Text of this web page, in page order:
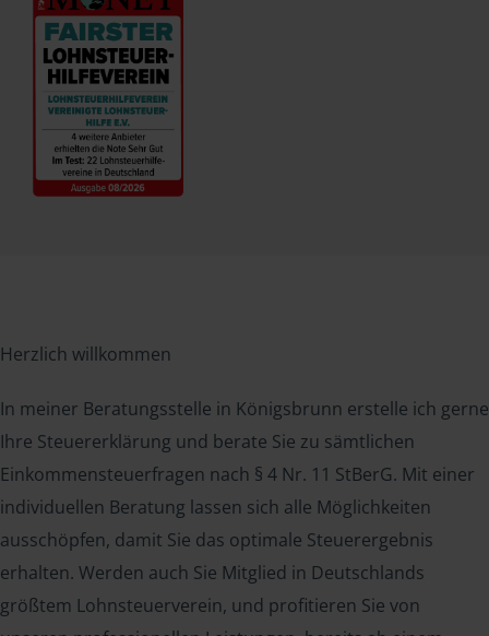
Herzlich willkommen
In meiner Beratungsstelle in Königsbrunn erstelle ich gerne
Ihre Steuererklärung und berate Sie zu sämtlichen
Einkommensteuerfragen nach § 4 Nr. 11 StBerG. Mit einer
individuellen Beratung lassen sich alle Möglichkeiten
ausschöpfen, damit Sie das optimale Steuerergebnis
erhalten. Werden auch Sie Mitglied in Deutschlands
größtem Lohnsteuerverein, und profitieren Sie von